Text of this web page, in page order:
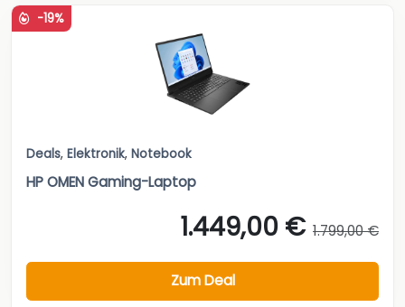
-19%
Deals, Elektronik, Notebook
HP OMEN Gaming-Laptop
1.449,00 € 1.799,00 €
Zum Deal